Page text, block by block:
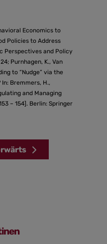
Economics to
Policies to Address
Perspectives and Policy
Purnhagen, K., Van
to “Nudge” via the
Bremmers, H.,
and Managing
– 154]. Berlin: Springer